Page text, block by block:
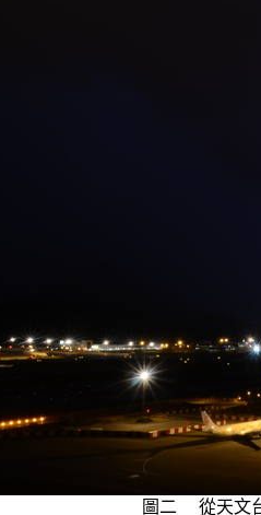
圖二 從天文